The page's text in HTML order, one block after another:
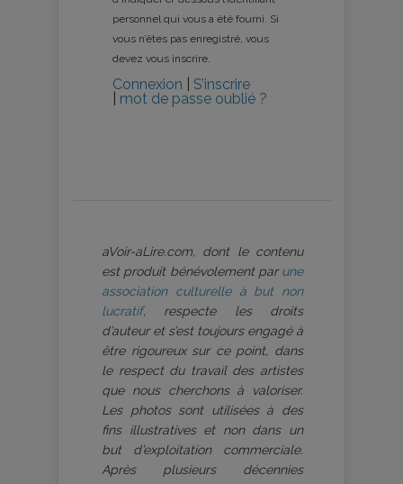
personnel qui vous a été fourni. Si
vous n’êtes pas enregistré, vous
devez vous inscrire.
Connexion
S’inscrire
mot de passe oublié ?
aVoir-aLire.com, dont le contenu
est produit bénévolement par une
association culturelle à but non
lucratif, respecte les droits
d’auteur et s’est toujours engagé à
être rigoureux sur ce point, dans
le respect du travail des artistes
que nous cherchons à valoriser.
Les photos sont utilisées à des
fins illustratives et non dans un
but d’exploitation commerciale.
Après plusieurs décennies